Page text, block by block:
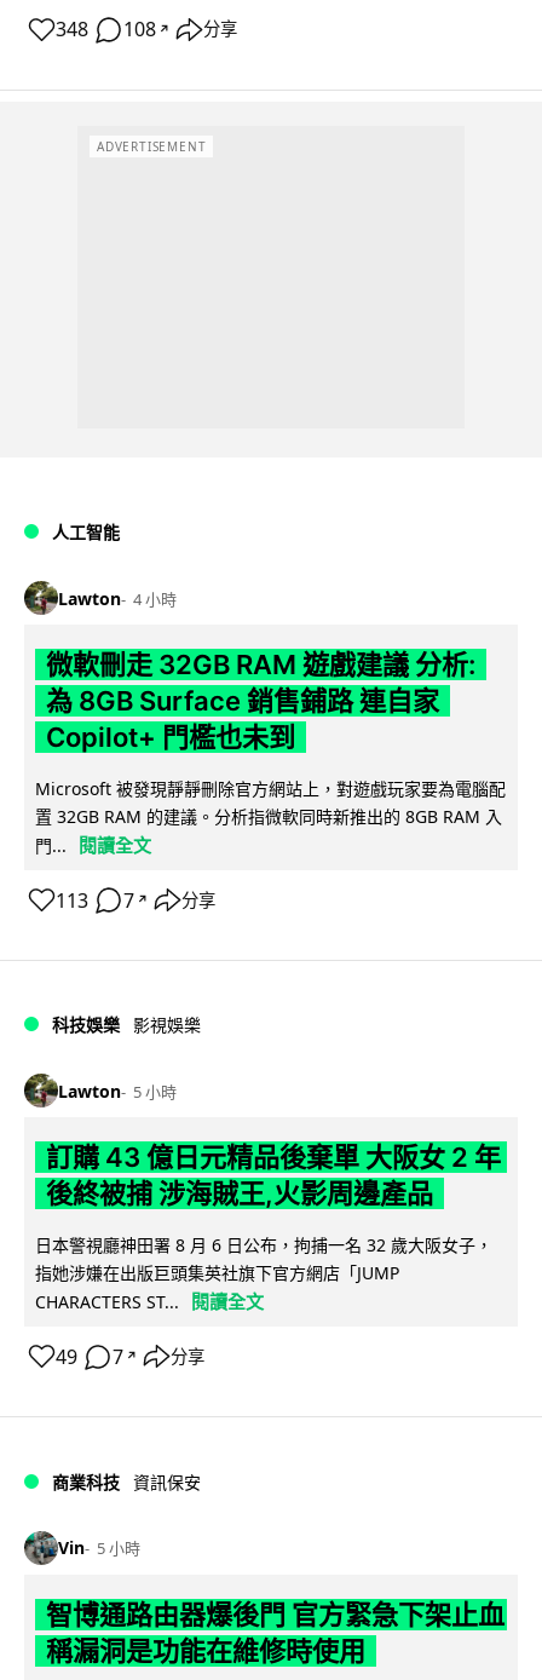
348 108 ↗ 分享
ADVERTISEMENT
人工智能
Lawton 4 小時
微軟刪走 32GB RAM 遊戲建議 分析:
為 8GB Surface 銷售鋪路 連自家
Copilot+ 門檻也未到
Microsoft 被發現靜靜刪除官方網站上，對遊戲玩家要為電腦配
置 32GB RAM 的建議。分析指微軟同時新推出的 8GB RAM 入
門...
閱讀全文
113 7 ↗ 分享
科技娛樂 影視娛樂
Lawton 5 小時
訂購 43 億日元精品後棄單 大阪女 2 年
後終被捕 涉海賊王,火影周邊產品
日本警視廳神田署 8 月 6 日公布，拘捕一名 32 歲大阪女子，
指她涉嫌在出版巨頭集英社旗下官方網店「JUMP
CHARACTERS ST...
閱讀全文
49 7 ↗ 分享
商業科技 資訊保安
Vin 5 小時
智博通路由器爆後門 官方緊急下架止血
稱漏洞是功能在維修時使用